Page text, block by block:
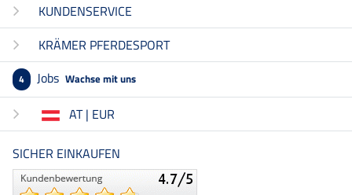
KUNDENSERVICE
KRÄMER PFERDESPORT
4 Jobs Wachse mit uns
AT | EUR
SICHER EINKAUFEN